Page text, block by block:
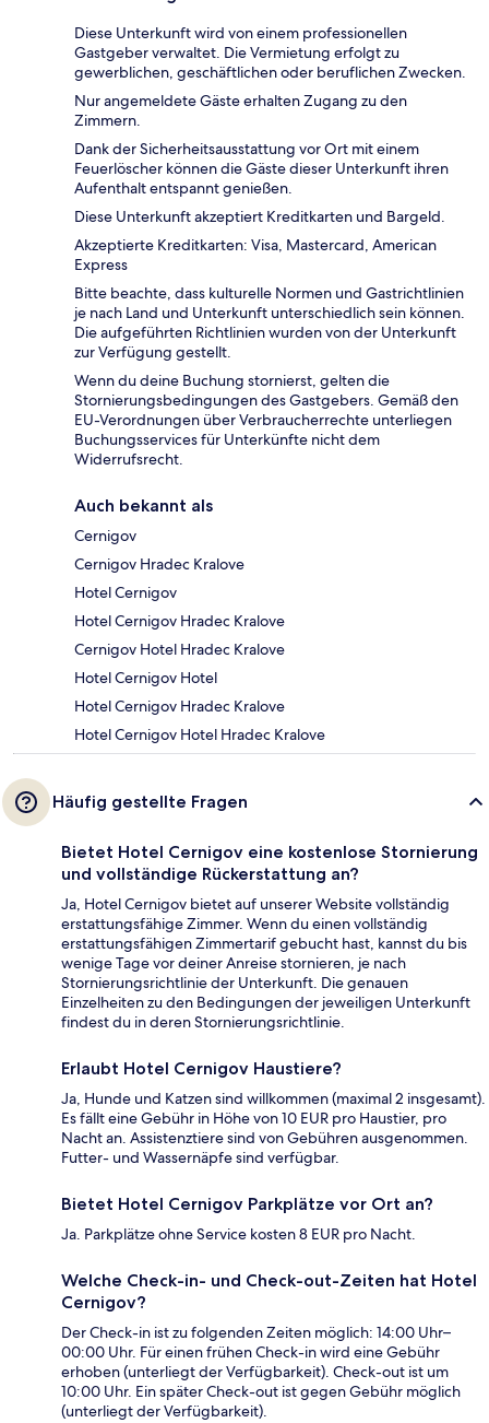
Diese Unterkunft wird von einem professionellen
Gastgeber verwaltet. Die Vermietung erfolgt zu
gewerblichen, geschäftlichen oder beruflichen Zwecken.
Nur angemeldete Gäste erhalten Zugang zu den
Zimmern.
Dank der Sicherheitsausstattung vor Ort mit einem
Feuerlöscher können die Gäste dieser Unterkunft ihren
Aufenthalt entspannt genießen.
Diese Unterkunft akzeptiert Kreditkarten und Bargeld.
Akzeptierte Kreditkarten: Visa, Mastercard, American
Express
Bitte beachte, dass kulturelle Normen und Gastrichtlinien
je nach Land und Unterkunft unterschiedlich sein können.
Die aufgeführten Richtlinien wurden von der Unterkunft
zur Verfügung gestellt.
Wenn du deine Buchung stornierst, gelten die
Stornierungsbedingungen des Gastgebers. Gemäß den
EU-Verordnungen über Verbraucherrechte unterliegen
Buchungsservices für Unterkünfte nicht dem
Widerrufsrecht.
Auch bekannt als
Cernigov
Cernigov Hradec Kralove
Hotel Cernigov
Hotel Cernigov Hradec Kralove
Cernigov Hotel Hradec Kralove
Hotel Cernigov Hotel
Hotel Cernigov Hradec Kralove
Hotel Cernigov Hotel Hradec Kralove
Häufig gestellte Fragen
Bietet Hotel Cernigov eine kostenlose Stornierung
und vollständige Rückerstattung an?
Ja, Hotel Cernigov bietet auf unserer Website vollständig
erstattungsfähige Zimmer. Wenn du einen vollständig
erstattungsfähigen Zimmertarif gebucht hast, kannst du bis
wenige Tage vor deiner Anreise stornieren, je nach
Stornierungsrichtlinie der Unterkunft. Die genauen
Einzelheiten zu den Bedingungen der jeweiligen Unterkunft
findest du in deren Stornierungsrichtlinie.
Erlaubt Hotel Cernigov Haustiere?
Ja, Hunde und Katzen sind willkommen (maximal 2 insgesamt).
Es fällt eine Gebühr in Höhe von 10 EUR pro Haustier, pro
Nacht an. Assistenztiere sind von Gebühren ausgenommen.
Futter- und Wassernäpfe sind verfügbar.
Bietet Hotel Cernigov Parkplätze vor Ort an?
Ja. Parkplätze ohne Service kosten 8 EUR pro Nacht.
Welche Check-in- und Check-out-Zeiten hat Hotel
Cernigov?
Der Check-in ist zu folgenden Zeiten möglich: 14:00 Uhr–
00:00 Uhr. Für einen frühen Check-in wird eine Gebühr
erhoben (unterliegt der Verfügbarkeit). Check-out ist um
10:00 Uhr. Ein später Check-out ist gegen Gebühr möglich
(unterliegt der Verfügbarkeit).